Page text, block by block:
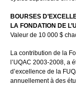
BOURSES
LA FONDATION DE
Valeur de 10 000 $
La contribution de la
l’UQAC 2003-2008, a
d’excellence de la
annuellement à des